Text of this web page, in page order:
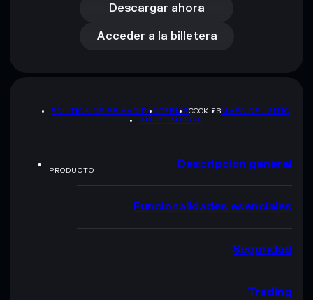
Descargar ahora
Acceder a la billetera
Acceder a la billetera
POLÍTICA DE PRIVACIDADTERMSCOOKIESMAPA DEL SITIO
KIT DE MARCA
PRODUCTO Descripción general
Funcionalidades esenciales
Seguridad
Trading